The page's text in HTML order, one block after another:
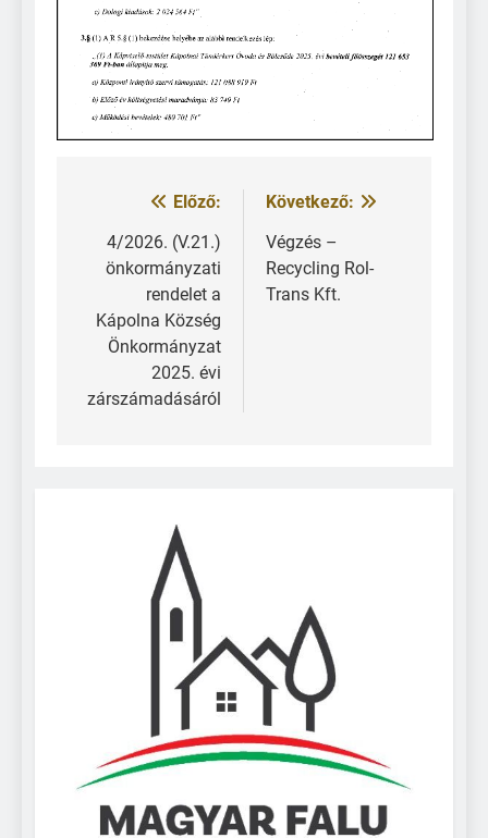
Előző:
4/2026. (V.21.)
önkormányzati
rendelet a
Kápolna Község
Önkormányzat
2025. évi
zárszámadásáról
Következő:
Végzés –
Recycling Rol-
Trans Kft.